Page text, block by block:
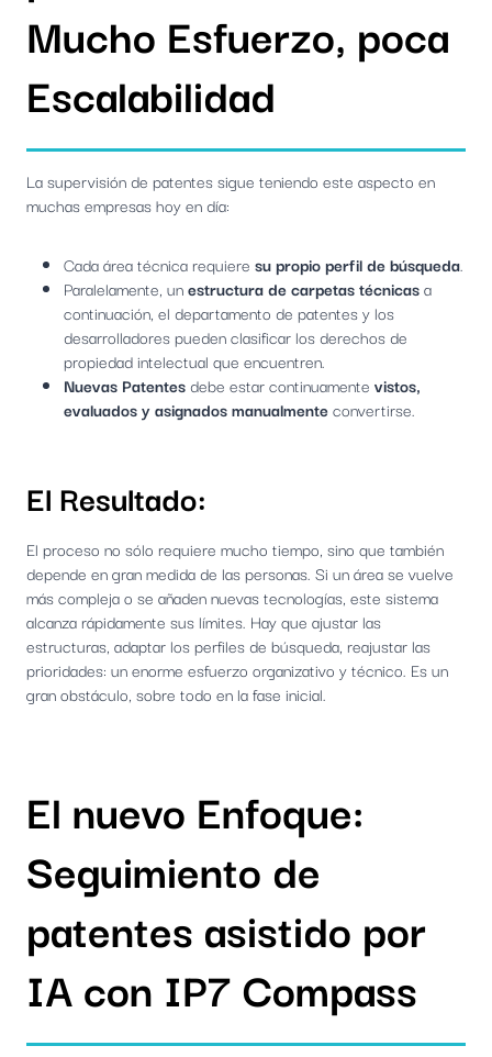
Mucho Esfuerzo, poca
Escalabilidad
La supervisión de patentes sigue teniendo este aspecto en
muchas empresas hoy en día:
Cada área técnica requieresu propio perfil de búsqueda.
Paralelamente, unestructura de carpetas técnicasa
continuación, el departamento de patentes y los
desarrolladores pueden clasificar los derechos de
propiedad intelectual que encuentren.
Nuevas Patentesdebe estar continuamentevistos,
evaluados y asignados manualmenteconvertirse.
El Resultado:
El proceso no sólo requiere mucho tiempo, sino que también
depende en gran medida de las personas. Si un área se vuelve
más compleja o se añaden nuevas tecnologías, este sistema
alcanza rápidamente sus límites. Hay que ajustar las
estructuras, adaptar los perfiles de búsqueda, reajustar las
prioridades: un enorme esfuerzo organizativo y técnico. Es un
gran obstáculo, sobre todo en la fase inicial.
El nuevo Enfoque:
Seguimiento de
patentes asistido por
IA con IP7 Compass